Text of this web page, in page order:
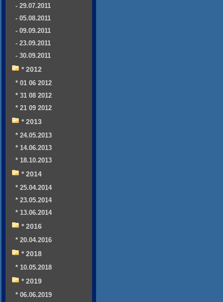
- 29.07.2011
- 05.08.2011
- 09.09.2011
- 23.09.2011
- 30.09.2011
* 2012
* 01 06 2012
* 31 08 2012
* 21 09 2012
* 2013
* 24.05.2013
* 14.06.2013
* 18.10.2013
* 2014
* 25.04.2014
* 23.05.2014
* 13.06.2014
* 2016
* 20.04.2016
* 2018
* 10.05.2018
* 2019
* 06.06.2019